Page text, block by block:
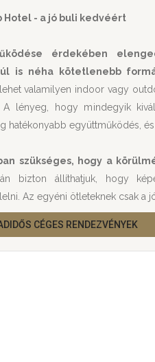
Hotel - a jó buli kedvéért
érdekében
is néha kötetlenebb
valamilyen indoor vagy
lényeg, hogy mindegyik
hatékonyabb együttműködés,
szükséges, hogy a
bizton állíthatjuk, hogy
Az egyéni ötleteknek csak a
CÉGES RENDEZVÉNYEK